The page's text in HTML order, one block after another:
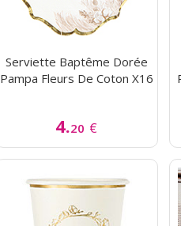
Serviette Baptême Dorée
Pampa Fleurs De Coton X16
4.20 €